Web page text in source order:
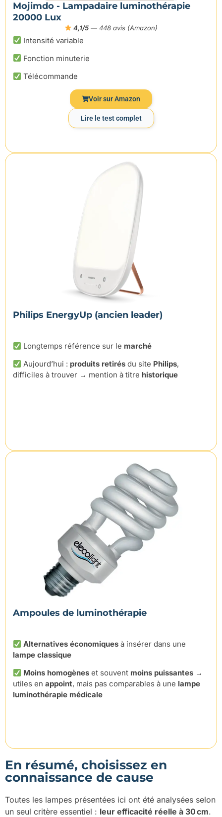
Mojimdo - Lampadaire luminothérapie
20000 Lux
4,1/5 — 448 avis (Amazon)
Intensité variable
Fonction minuterie
Télécommande
Voir sur Amazon
Lire le test complet
Philips EnergyUp (ancien leader)​
Longtemps référence sur le marché
Aujourd’hui : produits retirés du site Philips,
difficiles à trouver → mention à titre historique
Ampoules de luminothérapie
Alternatives économiques à insérer dans une
lampe classique
Moins homogènes et souvent moins puissantes →
utiles en appoint, mais pas comparables à une lampe
luminothérapie médicale
En résumé, choisissez en
connaissance de cause
Toutes les lampes présentées ici ont été analysées selon
un seul critère essentiel : leur efficacité réelle à 30 cm.